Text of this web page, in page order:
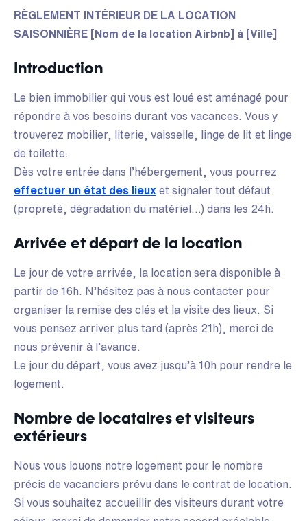
RÈGLEMENT INTÉRIEUR DE LA LOCATION
SAISONNIÈRE [Nom de la location Airbnb] à [Ville]
Introduction
Le bien immobilier qui vous est loué est aménagé pour
répondre à vos besoins durant vos vacances. Vous y
trouverez mobilier, literie, vaisselle, linge de lit et linge
de toilette.
Dès votre entrée dans l’hébergement, vous pourrez
effectuer un état des lieux et signaler tout défaut
(propreté, dégradation du matériel…) dans les 24h.
Arrivée et départ de la location
Le jour de votre arrivée, la location sera disponible à
partir de 16h. N’hésitez pas à nous contacter pour
organiser la remise des clés et la visite des lieux. Si
vous pensez arriver plus tard (après 21h), merci de
nous prévenir à l’avance.
Le jour du départ, vous avez jusqu’à 10h pour rendre le
logement.
Nombre de locataires et visiteurs
extérieurs
Nous vous louons notre logement pour le nombre
précis de vacanciers prévu dans le contrat de location.
Si vous souhaitez accueillir des visiteurs durant votre